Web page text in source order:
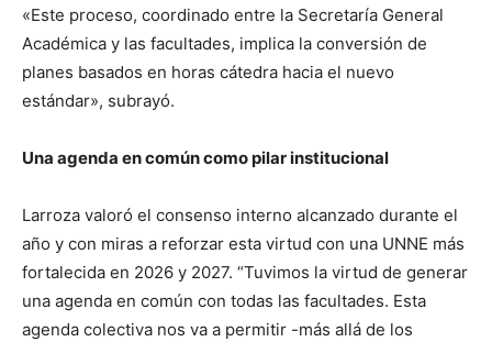
«Este proceso, coordinado entre la Secretaría General
Académica y las facultades, implica la conversión de
planes basados en horas cátedra hacia el nuevo
estándar», subrayó.
Una agenda en común como pilar institucional
Larroza valoró el consenso interno alcanzado durante el
año y con miras a reforzar esta virtud con una UNNE más
fortalecida en 2026 y 2027. “Tuvimos la virtud de generar
una agenda en común con todas las facultades. Esta
agenda colectiva nos va a permitir -más allá de los